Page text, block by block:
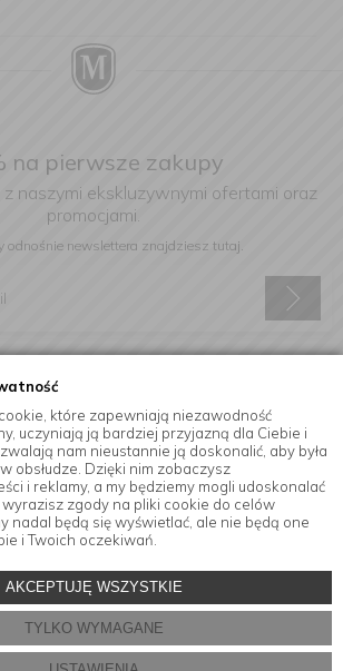
które zapewniają niezawodność
uczyniają ją bardziej przyjazną dla Ciebie i
nam nieustannie ją doskonalić, aby była
obsłudze. Dzięki nim zobaczysz
i reklamy, a my będziemy mogli udoskonalać
wyrazisz zgody na pliki cookie do celów
nadal będą się wyświetlać, ale nie będą one
i Twoich oczekiwań.
AKCEPTUJĘ WSZYSTKIE
TYLKO WYMAGANE
na pierwsze zakupy
naszymi ekskluzywnymi ofertami oraz
promocjami.
odnośnie newslettera znajdziesz tutaj.
adres e-mail.
Informacje
w sklepie internetowym MensaHome.eu
i oprogramowanie sklepu:ebexo